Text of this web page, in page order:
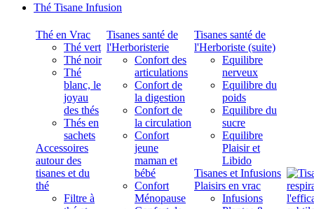
Thé Tisane Infusion
Thé en Vrac
Thé vert
Thé noir
Thé
blanc, le
joyau
des thés
Thés en
sachets
Accessoires
autour des
tisanes et du
thé
Filtre à
Tisanes santé de
l'Herboristerie
Confort des
articulations
Confort de
la digestion
Confort de
la circulation
Confort
jeune
maman et
bébé
Confort
Ménopause
Tisanes santé de
l'Herboriste (suite)
Equilibre
nerveux
Equilibre du
poids
Equilibre du
sucre
Equilibre
Plaisir et
Libido
Tisanes et Infusions
Plaisirs en vrac
Infusions